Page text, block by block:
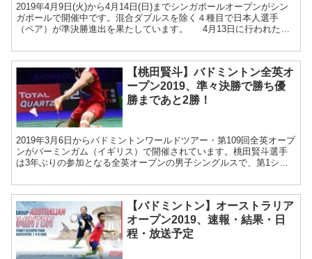
2019年4月9日(火)から4月14日(日)までシンガポールオープンがシン
ガポールで開催中です。混合ダブルスを除く４種目で日本人選手
（ペア）が準決勝進出を果たしています。 4月13日に行われた女
【桃田賢斗】バドミントン全英オ
ープン2019、準々決勝で勝ち優
勝まであと2勝！
2019年3月6日からバドミントンワールドツアー・第109回全英オープ
ンがバーミンガム（イギリス）で開催されています。桃田賢斗選手
は3年ぶりの参加となる全英オープンの男子シングルスで、第1シー
【バドミントン】オーストラリア
オープン2019、速報・結果・日
程・放送予定